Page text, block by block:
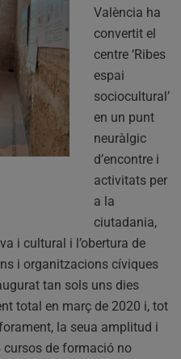
València ha
convertit el
centre ‘Ribes
espai
sociocultural’
en un punt
neuràlgic
d’encontre i
activitats per
a la
ciutadania,
i cultural i l’obertura de
i organitzacions cíviques
tan sols uns dies
total en març de 2020 i, tot
la seua amplitud i
de formació no